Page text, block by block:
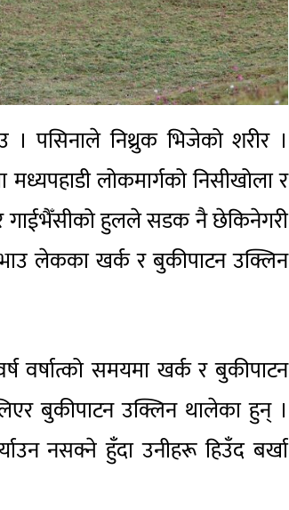
पसिनाले निथ्रुक भिजेको शरीर ।
लोकमार्गको निसीखोला र
गाईभैँसीको हुलले सडक नै छेकिनेगरी
लेकका खर्क र बुकीपाटन उक्लिन
समयमा खर्क र बुकीपाटन
बुकीपाटन उक्लिन थालेका हुन् ।
नसक्ने हुँदा उनीहरू हिउँद बर्खा